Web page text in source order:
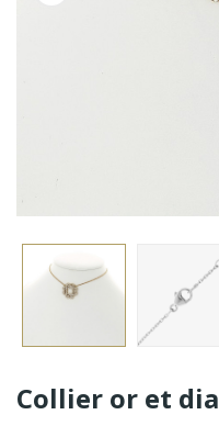
Collier or et